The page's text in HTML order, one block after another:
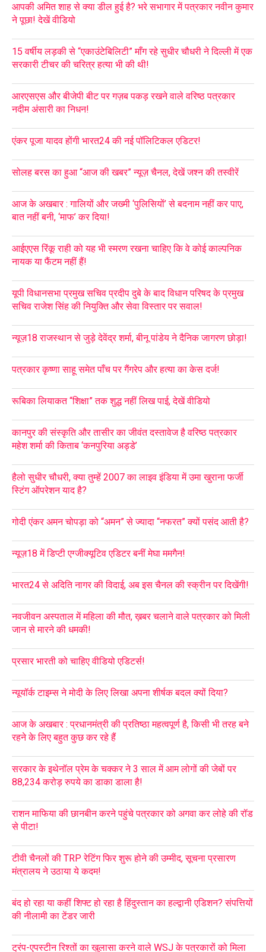
आपकी अमित शाह से क्या डील हुई है? भरे सभागार में पत्रकार नवीन कुमार
ने पूछा! देखें वीडियो
15 वर्षीय लड़की से “एकाउंटेबिलिटी” माँग रहे सुधीर चौधरी ने दिल्ली में एक
सरकारी टीचर की चरित्र हत्या भी की थी!
आरएसएस और बीजेपी बीट पर गज़ब पकड़ रखने वाले वरिष्ठ पत्रकार
नदीम अंसारी का निधन!
एंकर पूजा यादव होंगी भारत24 की नई पॉलिटिकल एडिटर!
सोलह बरस का हुआ “आज की खबर” न्यूज़ चैनल, देखें जश्न की तस्वीरें
आज के अखबार : गालियों और जख्मी ‘पुलिसियों’ से बदनाम नहीं कर पाए,
बात नहीं बनी, ‘माफ’ कर दिया!
आईएएस रिंकू राही को यह भी स्मरण रखना चाहिए कि वे कोई काल्पनिक
नायक या फैंटम नहीं हैं!
यूपी विधानसभा प्रमुख सचिव प्रदीप दुबे के बाद विधान परिषद के प्रमुख
सचिव राजेश सिंह की नियुक्ति और सेवा विस्तार पर सवाल!
न्यूज़18 राजस्थान से जुड़े देवेंद्र शर्मा, बीनू पांडेय ने दैनिक जागरण छोड़ा!
पत्रकार कृष्णा साहू समेत पाँच पर गैंगरेप और हत्या का केस दर्ज!
रूबिका लियाकत “शिक्षा” तक शुद्ध नहीं लिख पाई, देखें वीडियो
कानपुर की संस्कृति और तासीर का जीवंत दस्तावेज है वरिष्ठ पत्रकार
महेश शर्मा की किताब ‘कनपुरिया अड्डे’
हैलो सुधीर चौधरी, क्या तुम्हें 2007 का लाइव इंडिया में उमा खुराना फर्जी
स्टिंग ऑपरेशन याद है?
गोदी एंकर अमन चोपड़ा को “अमन” से ज्यादा “नफरत” क्यों पसंद आती है?
न्यूज़18 में डिप्टी एग्जीक्यूटिव एडिटर बनीं मेघा ममगैन!
भारत24 से अदिति नागर की विदाई, अब इस चैनल की स्क्रीन पर दिखेंगी!
नवजीवन अस्पताल में महिला की मौत, ख़बर चलाने वाले पत्रकार को मिली
जान से मारने की धमकी!
प्रसार भारती को चाहिए वीडियो एडिटर्स!
न्यूयॉर्क टाइम्स ने मोदी के लिए लिखा अपना शीर्षक बदल क्यों दिया?
आज के अखबार : प्रधानमंत्री की प्रतिष्ठा महत्वपूर्ण है, किसी भी तरह बने
रहने के लिए बहुत कुछ कर रहे हैं
सरकार के इथेनॉल प्रेम के चक्कर ने 3 साल में आम लोगों की जेबों पर
88,234 करोड़ रुपये का डाका डाला है!
राशन माफिया की छानबीन करने पहुंचे पत्रकार को अगवा कर लोहे की रॉड
से पीटा!
टीवी चैनलों की TRP रेटिंग फिर शुरू होने की उम्मीद, सूचना प्रसारण
मंत्रालय ने उठाया ये कदम!
बंद हो रहा या कहीं शिफ्ट हो रहा है हिंदुस्तान का हल्द्वानी एडिशन? संपत्तियों
की नीलामी का टेंडर जारी
ट्रंप-एपस्टीन रिश्तों का खुलासा करने वाले WSJ के पत्रकारों को मिला